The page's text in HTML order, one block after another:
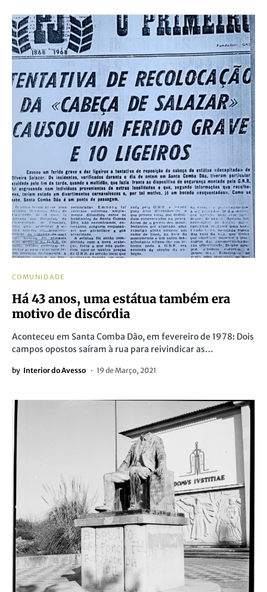
COMUNIDADE
Há 43 anos, uma estátua também era
motivo de discórdia
Aconteceu em Santa Comba Dão, em fevereiro de 1978: Dois
campos opostos saíram à rua para reivindicar as…
by Interior do Avesso 19 de Março, 2021